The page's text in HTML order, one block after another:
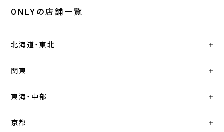
ONLYの店舗一覧
北海道・東北
関東
東海・中部
京都